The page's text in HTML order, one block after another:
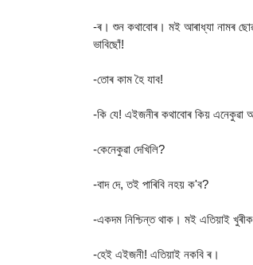
-ৰ। শুন কথাবোৰ। মই আৰাধ্যা নামৰ
ভাবিছোঁ!
-তোৰ কাম হৈ যাব!
-কি যে! এইজনীৰ কথাবোৰ কিয় এনেকুৱা
-কেনেকুৱা দেখিলি?
-বাদ দে, তই পাৰিবি নহয় ক'ব?
-একদম নিশ্চিন্ত থাক। মই এতিয়াই
-হেই এইজনী! এতিয়াই নকবি ৰ।